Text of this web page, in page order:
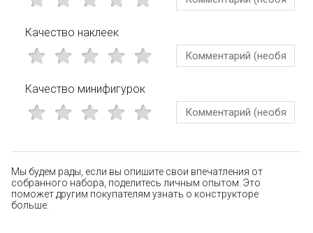
Качество наклеек
Качество минифигурок
Мы будем рады, если вы опишите свои впечатления от
собранного набора, поделитесь личным опытом. Это
поможет другим покупателям узнать о конструкторе
больше.